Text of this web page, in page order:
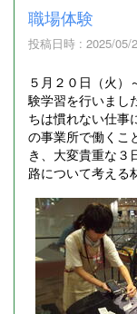
職場体験
投稿日時 : 2025/05/
５月２０日（火）
験学習を行いまし
ちは慣れない仕事
の事業所で働くこ
き、大変貴重な３
路について考える